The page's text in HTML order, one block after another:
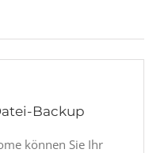
Backup
können Sie Ihr